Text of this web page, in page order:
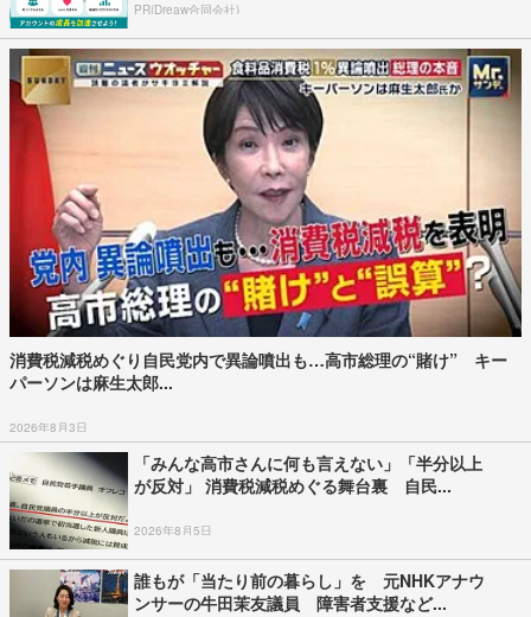
PR(Dreaw合同会社)
消費税減税めぐり自民党内で異論噴出も…高市総理の“賭け” キー
パーソンは麻生太郎...
2026年8月3日
「みんな高市さんに何も言えない」「半分以上
が反対」 消費税減税めぐる舞台裏 自民...
2026年8月5日
誰もが「当たり前の暮らし」を 元NHKアナウ
ンサーの牛田茉友議員 障害者支援など...